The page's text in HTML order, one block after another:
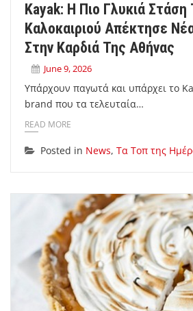
Kayak: Η Πιο Γλυκιά Στάση
Καλοκαιριού Απέκτησε
Στην Καρδιά Της Αθήνας
June 9, 2026
Υπάρχουν παγωτά και υπάρχει το
brand που τα τελευταία…
READ MORE
Posted in News, Τα Τοπ της